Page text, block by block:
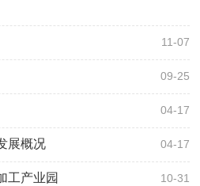
11-07
09-25
04-17
04-17
展概况
10-31
工产业园